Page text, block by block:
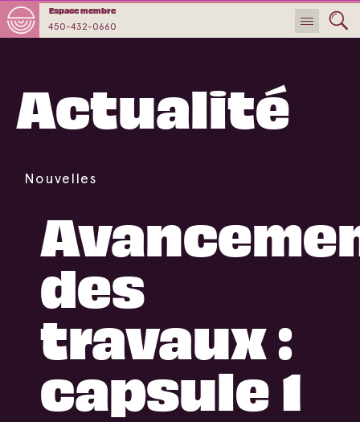
450-432-0660
Espace membre
Actualité
Nouvelles
des
travaux :
capsule 1